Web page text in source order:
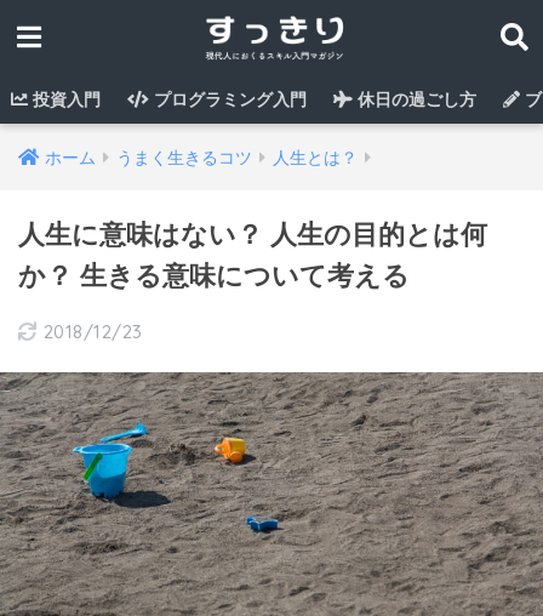
投資入門 プログラミング入門 休日の過ごし方
ホーム うまく生きるコツ 人生とは？
人生に意味はない？ 人生の目的とは何
か？ 生きる意味について考える
2018/12/23